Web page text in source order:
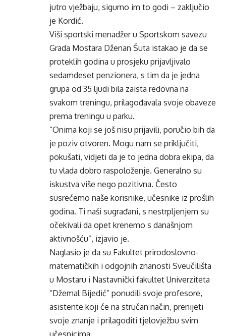
jutro vježbaju, sigurno im to godi – zaključio
je Kordić.
Viši sportski menadžer u Sportskom savezu
Grada Mostara Dženan Šuta istakao je da se
proteklih godina u prosjeku prijavljivalo
sedamdeset penzionera, s tim da je jedna
grupa od 35 ljudi bila zaista redovna na
svakom treningu, prilagođavala svoje obaveze
prema treningu u parku.
“Onima koji se još nisu prijavili, poručio bih da
je poziv otvoren. Mogu nam se priključiti,
pokušati, vidjeti da je to jedna dobra ekipa, da
tu vlada dobro raspoloženje. Generalno su
iskustva više nego pozitivna. Često
susrećemo naše korisnike, učesnike iz prošlih
godina. Ti naši sugrađani, s nestrpljenjem su
očekivali da opet krenemo s današnjom
aktivnošću”, izjavio je.
Naglasio je da su Fakultet prirodoslovno-
matematičkih i odgojnih znanosti Sveučilišta
u Mostaru i Nastavnički fakultet Univerziteta
“Džemal Bijedić” ponudili svoje profesore,
asistente koji će na stručan način, prenijeti
svoje znanje i prilagoditi tjelovježbu svim
učesnicima.